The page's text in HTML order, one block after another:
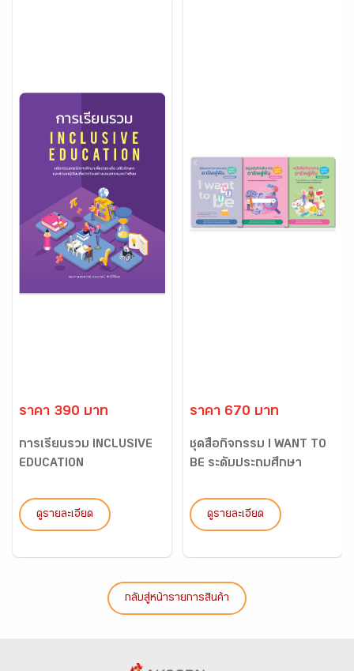
ราคา 390 บาท
การเรียนรวม INCLUSIVE
EDUCATION
ดูรายละเอียด
ราคา 670 บาท
ชุดสื่อกิจกรรม I WANT TO
BE ระดับประถมศึกษา
ดูรายละเอียด
กลับสู่หน้ารายการสินค้า